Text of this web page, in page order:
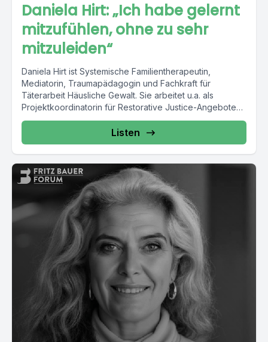
Daniela Hirt: „Ich habe gelernt
mitzufühlen, ohne zu sehr
mitzuleiden“
Daniela Hirt ist Systemische Familientherapeutin,
Mediatorin, Traumapädagogin und Fachkraft für
Täterarbeit Häusliche Gewalt. Sie arbeitet u.a. als
Projektkoordinatorin für Restorative Justice-Angebote
im Strafvollzug auf...
Listen